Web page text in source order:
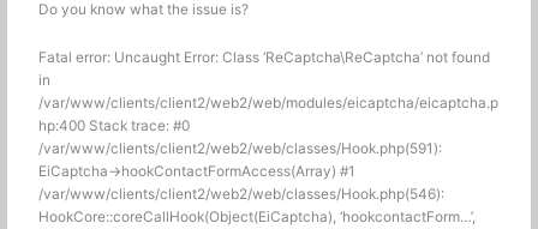
Do you know what the issue is?
Fatal error: Uncaught Error: Class ‘ReCaptcha\ReCaptcha’ not found
in
/var/www/clients/client2/web2/web/modules/eicaptcha/eicaptcha.p
hp:400 Stack trace: #0
/var/www/clients/client2/web2/web/classes/Hook.php(591):
EiCaptcha->hookContactFormAccess(Array) #1
/var/www/clients/client2/web2/web/classes/Hook.php(546):
HookCore::coreCallHook(Object(EiCaptcha), ‘hookcontactForm…’,